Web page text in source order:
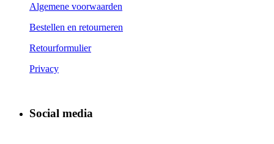
Algemene voorwaarden
Bestellen en retourneren
Retourformulier
Privacy
Social media